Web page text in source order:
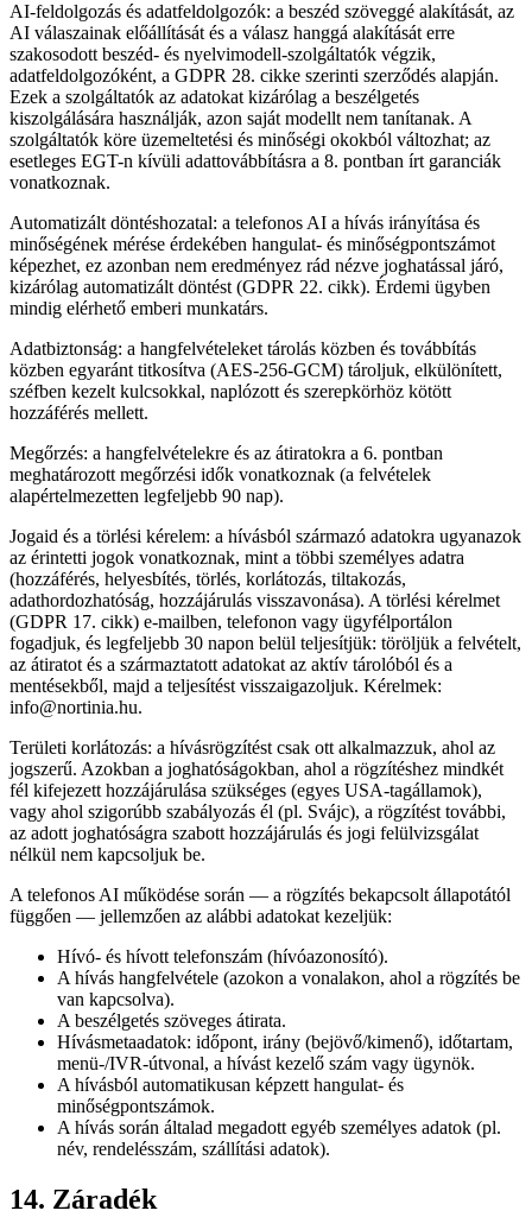
AI-feldolgozás és adatfeldolgozók: a beszéd szöveggé alakítását, az
AI válaszainak előállítását és a válasz hanggá alakítását erre
szakosodott beszéd- és nyelvimodell-szolgáltatók végzik,
adatfeldolgozóként, a GDPR 28. cikke szerinti szerződés alapján.
Ezek a szolgáltatók az adatokat kizárólag a beszélgetés
kiszolgálására használják, azon saját modellt nem tanítanak. A
szolgáltatók köre üzemeltetési és minőségi okokból változhat; az
esetleges EGT-n kívüli adattovábbításra a 8. pontban írt garanciák
vonatkoznak.
Automatizált döntéshozatal: a telefonos AI a hívás irányítása és
minőségének mérése érdekében hangulat- és minőségpontszámot
képezhet, ez azonban nem eredményez rád nézve joghatással járó,
kizárólag automatizált döntést (GDPR 22. cikk). Érdemi ügyben
mindig elérhető emberi munkatárs.
Adatbiztonság: a hangfelvételeket tárolás közben és továbbítás
közben egyaránt titkosítva (AES-256-GCM) tároljuk, elkülönített,
széfben kezelt kulcsokkal, naplózott és szerepkörhöz kötött
hozzáférés mellett.
Megőrzés: a hangfelvételekre és az átiratokra a 6. pontban
meghatározott megőrzési idők vonatkoznak (a felvételek
alapértelmezetten legfeljebb 90 nap).
Jogaid és a törlési kérelem: a hívásból származó adatokra ugyanazok
az érintetti jogok vonatkoznak, mint a többi személyes adatra
(hozzáférés, helyesbítés, törlés, korlátozás, tiltakozás,
adathordozhatóság, hozzájárulás visszavonása). A törlési kérelmet
(GDPR 17. cikk) e-mailben, telefonon vagy ügyfélportálon
fogadjuk, és legfeljebb 30 napon belül teljesítjük: töröljük a felvételt,
az átiratot és a származtatott adatokat az aktív tárolóból és a
mentésekből, majd a teljesítést visszaigazoljuk. Kérelmek:
info@nortinia.hu.
Területi korlátozás: a hívásrögzítést csak ott alkalmazzuk, ahol az
jogszerű. Azokban a joghatóságokban, ahol a rögzítéshez mindkét
fél kifejezett hozzájárulása szükséges (egyes USA-tagállamok),
vagy ahol szigorúbb szabályozás él (pl. Svájc), a rögzítést további,
az adott joghatóságra szabott hozzájárulás és jogi felülvizsgálat
nélkül nem kapcsoljuk be.
A telefonos AI működése során — a rögzítés bekapcsolt állapotától
függően — jellemzően az alábbi adatokat kezeljük:
Hívó- és hívott telefonszám (hívóazonosító).
A hívás hangfelvétele (azokon a vonalakon, ahol a rögzítés be
van kapcsolva).
A beszélgetés szöveges átirata.
Hívásmetaadatok: időpont, irány (bejövő/kimenő), időtartam,
menü-/IVR-útvonal, a hívást kezelő szám vagy ügynök.
A hívásból automatikusan képzett hangulat- és
minőségpontszámok.
A hívás során általad megadott egyéb személyes adatok (pl.
név, rendelésszám, szállítási adatok).
14. Záradék